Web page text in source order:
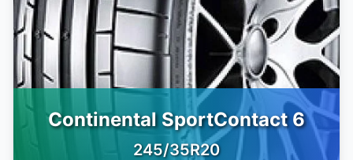
Continental SportContact 6
245/35R20